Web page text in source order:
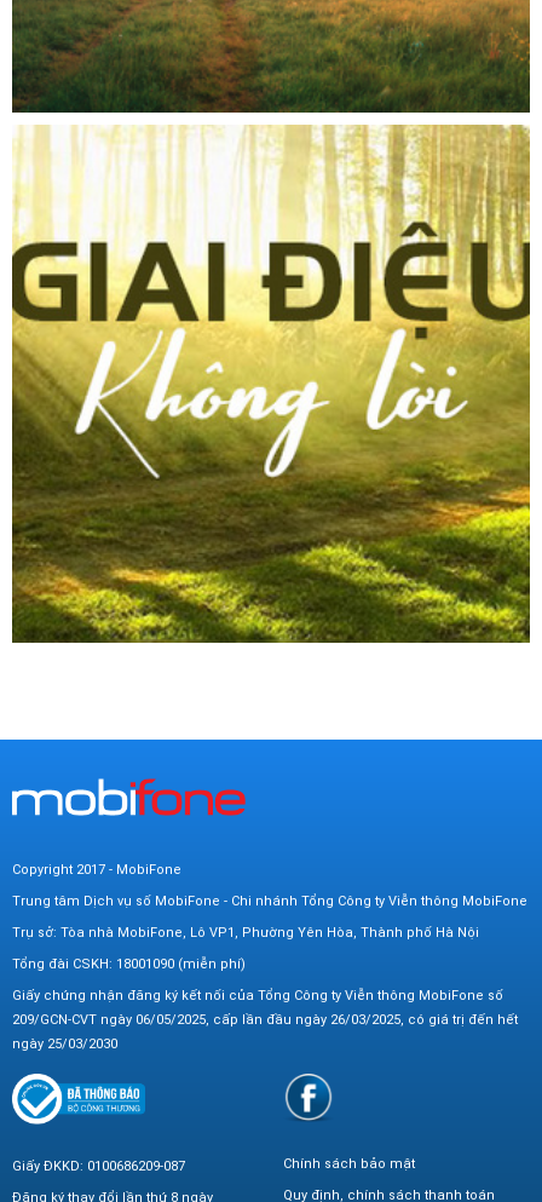
Copyright 2017 - MobiFone
Trung tâm Dịch vụ số MobiFone - Chi nhánh Tổng Công ty Viễn thông MobiFone
Trụ sở: Tòa nhà MobiFone, Lô VP1, Phường Yên Hòa, Thành phố Hà Nội
Tổng đài CSKH: 18001090 (miễn phí)
Giấy chứng nhận đăng ký kết nối của Tổng Công ty Viễn thông MobiFone số
209/GCN-CVT ngày 06/05/2025, cấp lần đầu ngày 26/03/2025, có giá trị đến hết
ngày 25/03/2030
Giấy ĐKKD: 0100686209-087
Đăng ký thay đổi lần thứ 8 ngày
Chính sách bảo mật
Quy định, chính sách thanh toán